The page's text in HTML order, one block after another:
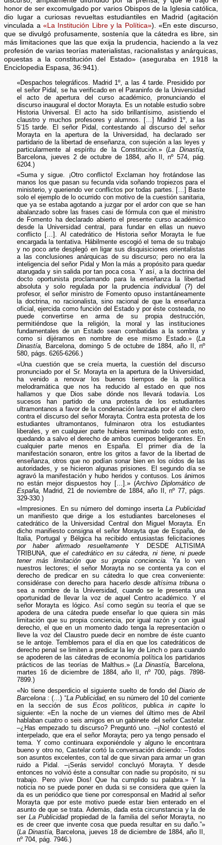
honor de ser excomulgado por varios Obispos de la Iglesia católica,
dio lugar a curiosas revueltas estudiantiles en Madrid (agitación
vinculada a «La Institución Libre y la Política»). «En este discurso,
que se divulgó profusamente, sostenía que la cátedra es libre, sin
más limitaciones que las que exija la prudencia, haciendo a la vez
profesión de varias teorías materialistas, racionalistas y anárquicas,
opuestas a la constitución del Estado» (aseguraba en 1918 la
Enciclopedia Espasa, 36:941).
«Despachos telegráficos. Madrid 1º, a las 4 tarde. Presidido por
el señor Pidal, se ha verificado en el Paraninfo de la Universidad
el acto de apertura del curso académico, pronunciando el
discurso inaugural el doctor Morayta. Es un notable estudio sobre
Historia Universal. El acto ha sido brillantísimo, asistiendo el
claustro y muchos profesores y alumnos. […] Madrid 1º, a las
5’15 tarde. El señor Pidal, contestando al discurso del señor
Morayta en la apertura de la Universidad, ha declarado ser
partidario de la libertad de enseñanza, con sujeción a las leyes y
particularmente al espíritu de la Constitución.» (La Dinastía,
Barcelona, jueves 2 de octubre de 1884, año II, nº 574, pág.
6204.)
«Suma y sigue. ¡Otro conflicto! Exclaman hoy frotándose las
manos los que pasan su fecunda vida soñando tropiezos para el
ministerio, y queriendo ver conflictos por todas partes. […] Baste
solo el ejemplo de lo ocurrido con motivo de la cuestión sanitaria,
que ya se estaba agotando a juzgar por el ardor con que se han
abalanzado sobre las frases casi de fórmula con que el ministro
de Fomento ha declarado abierto el presente curso académico
desde la Universidad central, para fundar en ellas un nuevo
conflicto […]. Al catedrático de Historia señor Morayta le fue
encargada la tentativa. Hábilmente escogió el tema de su trabajo
y no poco arte desplegó en ligar sus disquisiciones orientalistas
a las conclusiones anárquicas de su discurso; pero no era la
inteligencia del señor Pidal y Mon la más a propósito para quedar
atarugada y sin salida por tan poca cosa. Y así, a la doctrina del
docto oportunista proclamando para la enseñanza la libertad
absoluta y solo regulada por la prudenciaindividual (?) del
profesor, el señor ministro de Fomento opuso instantáneamente
la doctrina, no racionalista, sino racional de que la enseñanza
oficial, ejercida como función del Estado y por éste costeada, no
puede convertirse en arma de su propia destrucción,
permitiéndose que la religión, la moral y las instituciones
fundamentales de un Estado sean combatidas a la sombra y
como si dijéramos en nombre de ese mismo Estado.» (La
Dinastía,
Barcelona, domingo 5 de octubre de 1884, año II, nº
580, págs. 6265-6266.)
«Una cuestión que se creía muerta, la cuestión del discurso
pronunciado por el Sr. Morayta en la apertura de la Universidad,
ha venido a renovar los buenos tiempos de la política
melodramática que nos ha reducido al estado en que nos
hallamos y que Dios sabe dónde nos llevará todavía. Los
sucesos han partido de una protesta de los estudiantes
ultramontanos a favor de la condenación lanzada por el alto clero
contra el discurso del señor Morayta. Contra esta protesta de los
estudiantes ultramontanos, fulminaron otra los estudiantes
liberales, y en cualquier parte hubiera terminado todo con esto,
quedando a salvo el derecho de ambos cuerpos beligerantes. En
cualquier parte menos en España. El primer día de la
manifestación sonaron, entre los gritos a favor de la libertad de
enseñanza, otros que no podían sonar bien en los oídos de las
autoridades, y se hicieron algunas prisiones. El segundo día se
agravó la manifestación y hubo heridos y contusos. Los ánimos
no están mejor dispuestos hoy […].» (Archivo Diplomático de
España,
Madrid, 21 de noviembre de 1884, año II, nº 77, págs.
329-330.)
«Impresiones. En su número del domingo insertaLa Publicidad
un manifiesto que dirige a los estudiantes barceloneses el
catedrático de la Universidad Central don Miguel Morayta. En
dicho manifiesto consigna el señor Morayta que de España, de
Italia, Portugal y Bélgica ha recibido entusiastas felicitaciones
por haber afirmado resueltamenteY DESDE ALTISIMA
TRIBUNA,que el catedrático en su cátedra, ni tiene, ni puede
tener más limitación que su propia conciencia.
Ya lo ven
nuestros lectores; el señor Morayta no se contenta ya con el
derecho de predicar en su cátedra lo que crea conveniente:
considérase con derecho para hacerlo desde altísima tribunao
sea a nombre de la Universidad, cuando se le presenta una
oportunidad de llevar la voz de aquel Centro académico. Y el
señor Morayta es lógico. Así como según su teoría el que se
apodera de una cátedra puede enseñar lo que quiera sin más
limitación que su propia conciencia, por igual razón y con igual
derecho, el que en un momento dado tenga la representación o
lleve la voz del Claustro puede decir en nombre de éste cuanto
se le antoje. Temblemos para el día en que los catedráticos de
derecho penal se limiten a predicar la ley de Linch o para cuando
se apoderen de las cátedras de economía política los partidarios
prácticos de las teorías de Malthus.» (La Dinastía,
Barcelona,
martes 16 de diciembre de 1884, año II, nº 700, págs. 7898-
7899.)
«No tiene desperdicio el siguiente suelto de fondo delDiario de
Barcelona: (…) “La Publicidad, en su número del 10 del corriente
en la sección de sus Ecos políticos, publica in capite lo
siguiente: «En la noche de un viernes del último mes de Abril
hablaban cuatro o seis amigos en un gabinete del señor Castelar.
–¿Has empezado tu discurso? Preguntó uno. –¡No! contestó el
interpelado, que era el señor Morayta; pero ya tengo pensado el
tema. Y como continuara exponiéndole y alguno le encontrara
bueno y otro no, Castelar cortó la conversación diciendo: –Todos
son asuntos excelentes, con tal de que sirvan para armar un gran
ruido a Pidal. –¡Serás servido! concluyó Morayta. Y desde
entonces no volvió éste a consultar con nadie su propósito, ni su
trabajo. Pero ¡vive Dios! Que ha cumplido su palabra.» Y la
noticia no se puede poner en duda si se considera que quien la
da es un periódico que tiene por corresponsal en Madrid al señor
Morayta que por este motivo puede estar bien enterado en el
asunto de que se trata. Además, dada esta circunstancia y la de
ser La Publicidadpropiedad de la familia del señor Morayta, no
es de creer que invente cosa que pueda resultar en su daño.”»
(La Dinastía, Barcelona, jueves 18 de diciembre de 1884, año II,
nº 704, pág. 7946.)